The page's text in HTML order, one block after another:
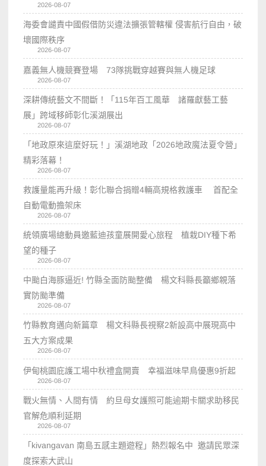
2026-08-07
海委會譴責中國假借防災違法擴張管轄權 侵害航行自由，破
壞國際秩序
2026-08-07
嘉義無人機競賽登場 73隊挑戰穿越賽與無人機足球
2026-08-07
深耕傳統藝文不間斷！「115年百工風華 諸羅獻藝工藝
展」跨域移師彰化溪湖展出
2026-08-07
「地政原來這麼好玩！」溪湖地政「2026地政魔法夏令營」
精彩落幕！
2026-08-07
救護量能再升級！彰化聯合捐贈4輛高規格救護車 首配全
自動電動擔架床
2026-08-07
統領廣場總動員邀藍迪孩童展開愛心旅程 植栽DIY種下希
望的種子
2026-08-07
中颱白海豚逼近! 竹縣全面防颱整備 楊文科縣長籲鄉親落
實防颱準備
2026-08-07
竹縣教育邁向新篇章 楊文科縣長視察2新設高中展現高中
五大方案成果
2026-08-07
伊甸桃園庇護工場中秋禮盒開賣 幸福滋味早鳥優惠9折起
2026-08-07
戰火無情、人間有情 約旦母女護照可能逾期卡關求助移民
官解危順利延期
2026-08-07
「kivangavan 南島五感主題遊程」熱烈報名中 邀請民眾深
度探索大武山